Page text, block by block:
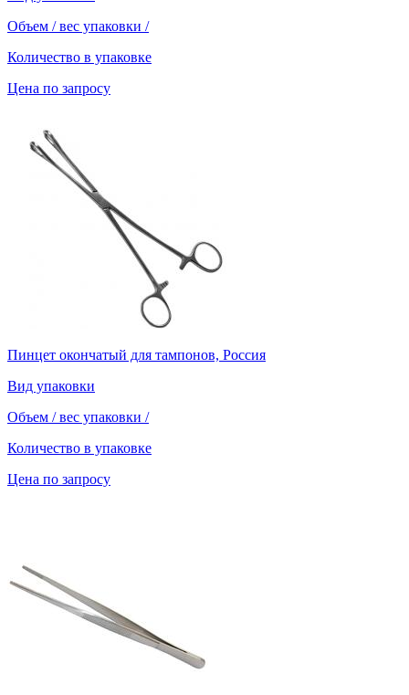
Объем / вес упаковки /
Количество в упаковке
Цена по запросу
Пинцет окончатый для тампонов, Россия
Вид упаковки
Объем / вес упаковки /
Количество в упаковке
Цена по запросу